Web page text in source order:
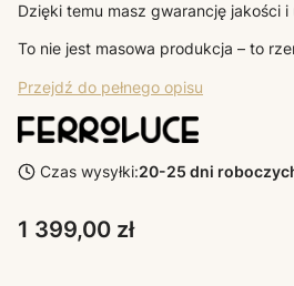
Dzięki temu masz gwarancję jakości
To nie jest masowa produkcja – to
Przejdź do pełnego opisu
Czas wysyłki:20-25 dni
Cena
1 399,00 zł